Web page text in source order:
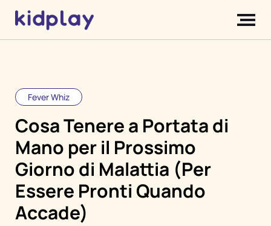
Fever Whiz
Cosa Tenere a Portata di
Mano per il Prossimo
Giorno di Malattia (Per
Essere Pronti Quando
Accade)